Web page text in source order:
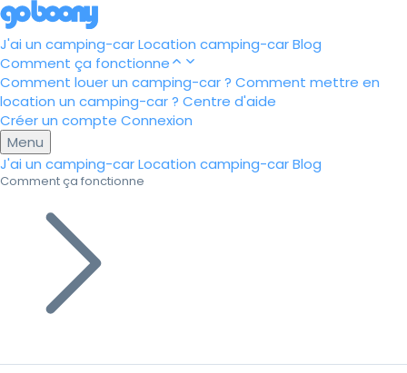
J'ai un camping-carLocation camping-carBlog
Comment ça fonctionne
Comment louer un camping-car ? Comment mettre en
location un camping-car ? Centre d'aide
Créer un compte Connexion
Menu
J'ai un camping-carLocation camping-carBlog
Comment ça fonctionne